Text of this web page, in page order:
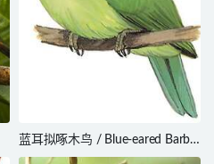
蓝耳拟啄木鸟 / Blue-eared Barbet
/ Psilopogon duvaucelii